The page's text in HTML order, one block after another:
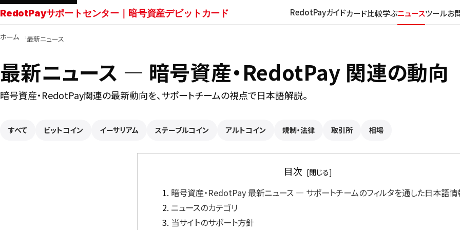
RedotPayサポートセンター｜暗号資産デビットカード RedotPayガイドカード比較学ぶニュースツールお
ホーム
最新ニュース
最新ニュース ― 暗号資産・RedotPay 関連の動向
暗号資産・RedotPay関連の最新動向を、サポートチームの視点で日本語解説。
すべて ビットコイン イーサリアム ステーブルコイン アルトコイン 規制・法律 取引所 相場
目次
暗号資産・RedotPay 最新ニュース ― サポートチームのフィルタを通した日本語情
ニュースのカテゴリ
当サイトのサポート方針